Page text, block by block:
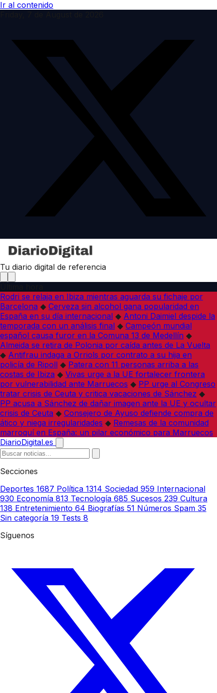
Ir al contenido
Tu diario digital de referencia
Rodri se relaja en Ibiza mientras aguarda su fichaje por
Barcelona ◆ Cerveza sin alcohol gana popularidad en
España en su día internacional ◆ Antoni Daimiel despide la
temporada con un análisis final ◆ Campeón mundial
español causa furor en la Comuna 13 de Medellín ◆
Almeida se retira de Polonia por caída antes de La Vuelta
◆ Antifrau indaga a Orriols por contrato a su hija en
policía de Ripoll ◆ Patera con 11 personas arriba a las
costas de Ibiza ◆ Vivas urge a la UE fortalecer frontera
por vulnerabilidad ante Marruecos ◆ PP urge al Congreso
tratar crisis de Ceuta y critica vacaciones de Sánchez ◆
PP acusa a Sánchez de dañar imagen ante la UE y ocultar
crisis de Ceuta ◆ Consejero de Ayuso defiende compra de
ático y niega irregularidades ◆ Remesas de la comunidad
marroquí en España: un pilar económico para Marruecos
DiarioDigital.es
Secciones
Deportes 1687 Política 1314 Sociedad 959 Internacional
930 Economía 813 Tecnología 685 Sucesos 239 Cultura
138 Entretenimiento 64 Biografías 51 Números Spam 35
Sin categoría 19 Tests 8
Síguenos